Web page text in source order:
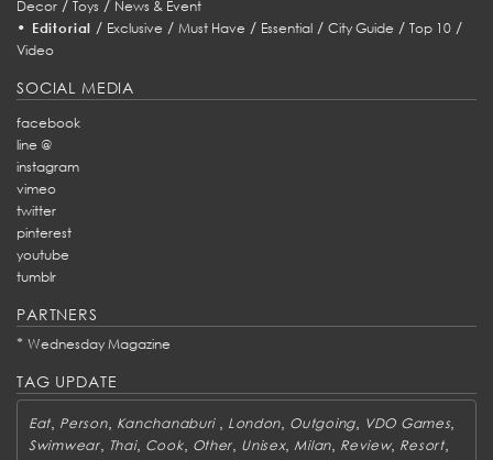
Decor / Toys / News & Event
• Editorial / Exclusive /Must Have / Essential /City Guide /Top 10 /
Video
SOCIAL MEDIA
facebook
line @
instagram
vimeo
twitter
pinterest
youtube
tumblr
PARTNERS
* Wednesday Magazine
TAG UPDATE
Eat, Person, Kanchanaburi , London, Outgoing, VDO Games,
Swimwear, Thai, Cook, Other, Unisex,Milan, Review, Resort,